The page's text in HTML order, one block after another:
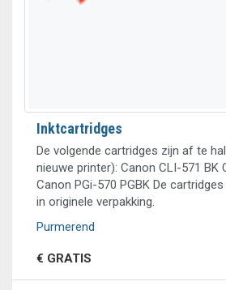
Inktcartridges
De volgende cartridges zijn af te
nieuwe printer): Canon CLI-571 BK
Canon PGi-570 PGBK De
in originele verpakking.
Purmerend
€ GRATIS